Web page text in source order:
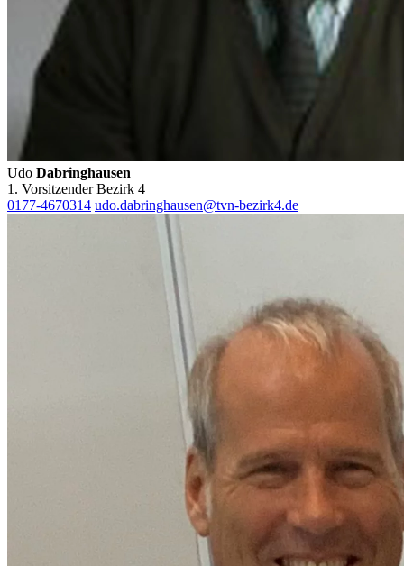
Udo Dabringhausen
1. Vorsitzender Bezirk 4
0177-4670314 udo.dabringhausen@tvn-bezirk4.de